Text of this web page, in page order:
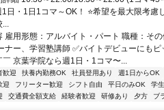
1日・1日1コマ～OK！ ⭐希望を最大限考
...
雇用形態：アルバイト・パート 職種：そ
ナー、学習塾講師 ✅バイトデビューにも
￣ 京葉学院なら週1日・1コマ〜...
歓迎 扶養内勤務OK 社員登用あり 週1日からOK
迎
フリーター歓迎 シフト自由 平日のみOK 学
交通費全額支給 経験者歓迎 研修あり 夕方 ブ